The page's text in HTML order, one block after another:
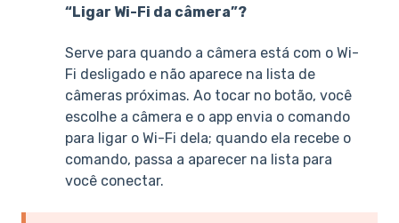
“Ligar Wi-Fi da câmera”?
Serve para quando a câmera está com o Wi-
Fi desligado e não aparece na lista de
câmeras próximas. Ao tocar no botão, você
escolhe a câmera e o app envia o comando
para ligar o Wi-Fi dela; quando ela recebe o
comando, passa a aparecer na lista para
você conectar.